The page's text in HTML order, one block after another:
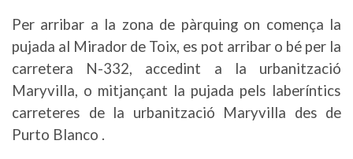
Per arribar a la zona de pàrquing on comença la
pujada al Mirador de Toix, es pot arribar o bé per la
carretera N-332, accedint a la urbanització
Maryvilla, o mitjançant la pujada pels laberíntics
carreteres de la urbanització Maryvilla des de
Purto Blanco .